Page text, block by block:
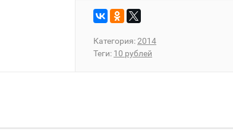
Категория:2014
Теги: 10 рублей